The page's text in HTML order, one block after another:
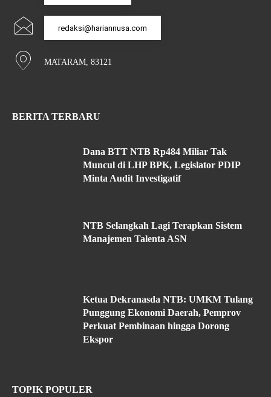
redaksi@hariannusa.com
MATARAM, 83121
BERITA TERBARU
Dana BTT NTB Rp484 Miliar Tak
Muncul di LHP BPK, Legislator PDIP
Minta Audit Investigatif
NTB Selangkah Lagi Terapkan Sistem
Manajemen Talenta ASN
Ketua Dekranasda NTB: UMKM Tulang
Punggung Ekonomi Daerah, Pemprov
Perkuat Pembinaan hingga Dorong
Ekspor
TOPIK POPULER